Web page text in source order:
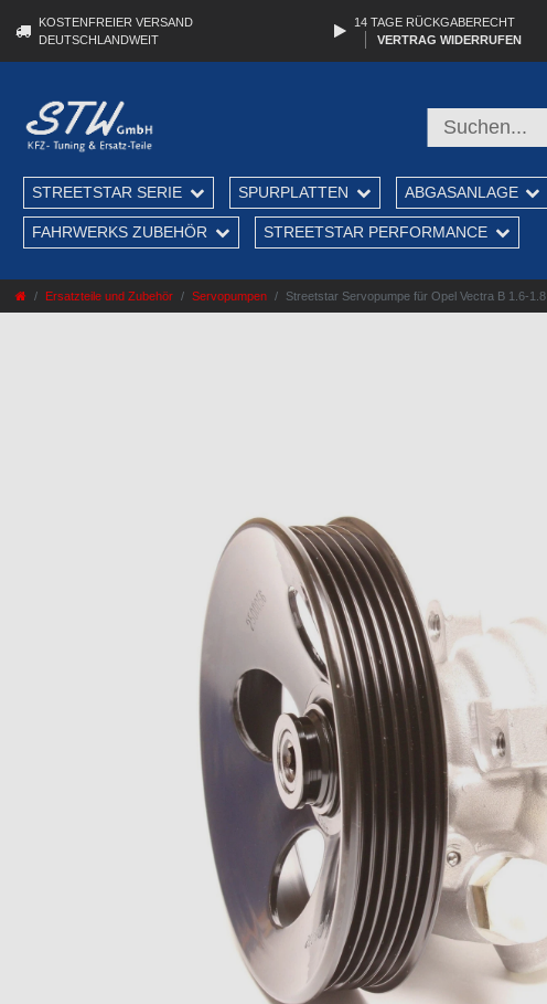
KOSTENFREIER VERSAND
DEUTSCHLANDWEIT
14 TAGE RÜCKGABERECHT
VERTRAG WIDERRUFEN
STREETSTAR SERIE SPURPLATTEN ABGASANLAGE
FAHRWERKS ZUBEHÖR STREETSTAR PERFORMANCE
Ersatzteile und Zubehör Servopumpen Streetstar Servopumpe für Opel Vectra B 1.6-1.8